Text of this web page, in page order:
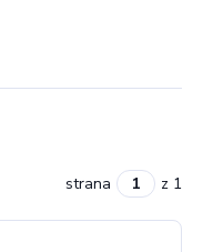
strana z 1